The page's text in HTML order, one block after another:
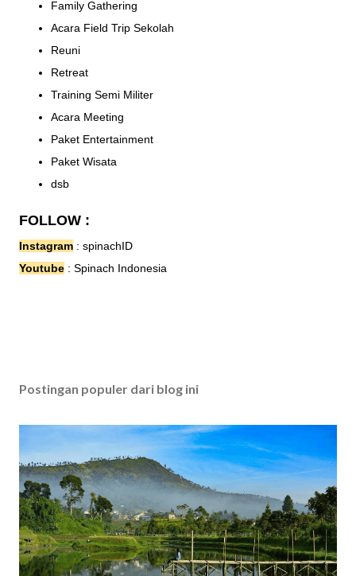
Family Gathering
Acara Field Trip Sekolah
Reuni
Retreat
Training Semi Militer
Acara Meeting
Paket Entertainment
Paket Wisata
dsb
FOLLOW :
Instagram : spinachID
Youtube : Spinach Indonesia
Postingan populer dari blog ini